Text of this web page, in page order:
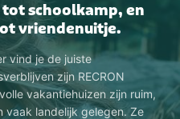
schoolkamp, en
vriendenuitje.
vind je de juiste
zijn RECRON
vakantiehuizen zijn ruim,
vaak landelijk gelegen. Ze